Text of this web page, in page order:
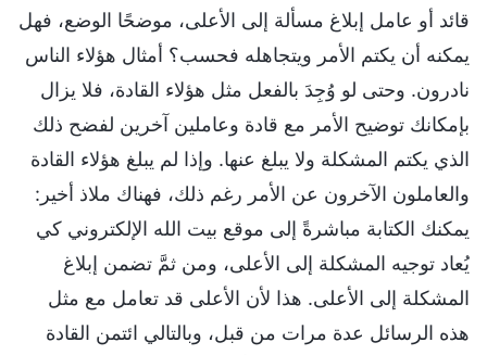
قائد أو عامل إبلاغ مسألة إلى الأعلى، موضحًا الوضع، فهل
يمكنه أن يكتم الأمر ويتجاهله فحسب؟ أمثال هؤلاء الناس
نادرون. وحتى لو وُجِدَ بالفعل مثل هؤلاء القادة، فلا يزال
بإمكانك توضيح الأمر مع قادة وعاملين آخرين لفضح ذلك
الذي يكتم المشكلة ولا يبلغ عنها. وإذا لم يبلغ هؤلاء القادة
والعاملون الآخرون عن الأمر رغم ذلك، فهناك ملاذ أخير:
يمكنك الكتابة مباشرةً إلى موقع بيت الله الإلكتروني كي
يُعاد توجيه المشكلة إلى الأعلى، ومن ثمَّ تضمن إبلاغ
المشكلة إلى الأعلى. هذا لأن الأعلى قد تعامل مع مثل
هذه الرسائل عدة مرات من قبل، وبالتالي ائتمن القادة